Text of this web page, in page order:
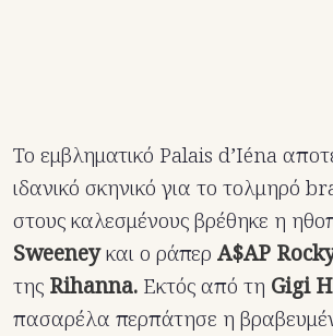
Το εμβληματικό Palais d’Iéna
ιδανικό σκηνικό για το τολμηρό
στους καλεσμένους βρέθηκε η
Sweeneyκαι ο ράπερ A$AP
της Rihanna. Eκτός από τη Gigi
πασαρέλα περπάτησε η